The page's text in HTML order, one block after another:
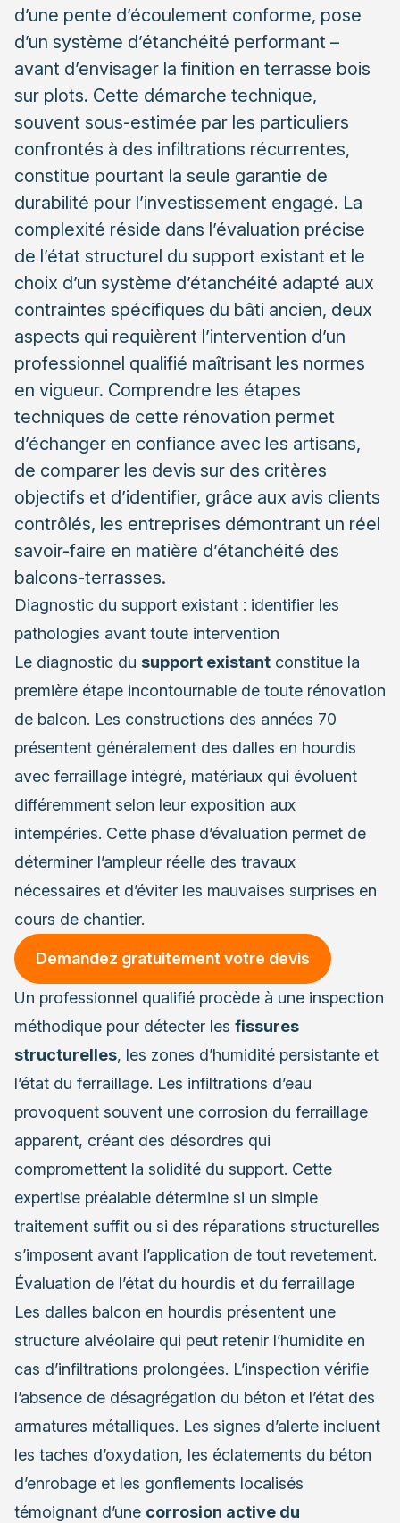
d’une pente d’écoulement conforme, pose
d’un système d’étanchéité performant –
avant d’envisager la finition en terrasse bois
sur plots. Cette démarche technique,
souvent sous-estimée par les particuliers
confrontés à des infiltrations récurrentes,
constitue pourtant la seule garantie de
durabilité pour l’investissement engagé. La
complexité réside dans l’évaluation précise
de l’état structurel du support existant et le
choix d’un système d’étanchéité adapté aux
contraintes spécifiques du bâti ancien, deux
aspects qui requièrent l’intervention d’un
professionnel qualifié maîtrisant les normes
en vigueur. Comprendre les étapes
techniques de cette rénovation permet
d’échanger en confiance avec les artisans,
de comparer les devis sur des critères
objectifs et d’identifier, grâce aux avis clients
contrôlés, les entreprises démontrant un réel
savoir-faire en matière d’étanchéité des
balcons-terrasses.
Diagnostic du support existant : identifier les
pathologies avant toute intervention
Le diagnostic du support existant constitue la
première étape incontournable de toute rénovation
de balcon. Les constructions des années 70
présentent généralement des dalles en hourdis
avec ferraillage intégré, matériaux qui évoluent
différemment selon leur exposition aux
intempéries. Cette phase d’évaluation permet de
déterminer l’ampleur réelle des travaux
nécessaires et d’éviter les mauvaises surprises en
cours de chantier.
Demandez gratuitement votre devis
Un professionnel qualifié procède à une inspection
méthodique pour détecter les fissures
structurelles, les zones d’humidité persistante et
l’état du ferraillage. Les infiltrations d’eau
provoquent souvent une corrosion du ferraillage
apparent, créant des désordres qui
compromettent la solidité du support. Cette
expertise préalable détermine si un simple
traitement suffit ou si des réparations structurelles
s’imposent avant l’application de tout revetement.
Évaluation de l’état du hourdis et du ferraillage
Les dalles balcon en hourdis présentent une
structure alvéolaire qui peut retenir l’humidite en
cas d’infiltrations prolongées. L’inspection vérifie
l’absence de désagrégation du béton et l’état des
armatures métalliques. Les signes d’alerte incluent
les taches d’oxydation, les éclatements du béton
d’enrobage et les gonflements localisés
témoignant d’une corrosion active du
Protection mécanique et préparation pour plots
Sélectionner un professionnel qualifié pour votre
rénovation
Critères de sélection et lecture des devis
Garanties et suivi post-intervention